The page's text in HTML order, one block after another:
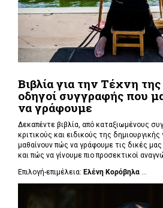
Βιβλία για την Τέχνη
οδηγοί συγγραφής που
να γράφουμε
Δεκαπέντε βιβλία, από καταξιωμένους
κριτικούς και ειδικούς της
μαθαίνουν πώς να γράφουμε τις δικές
και πώς να γίνουμε πιο προσεκτικοί
Επιλογή-επιμέλεια: Ελένη Κορόβηλα